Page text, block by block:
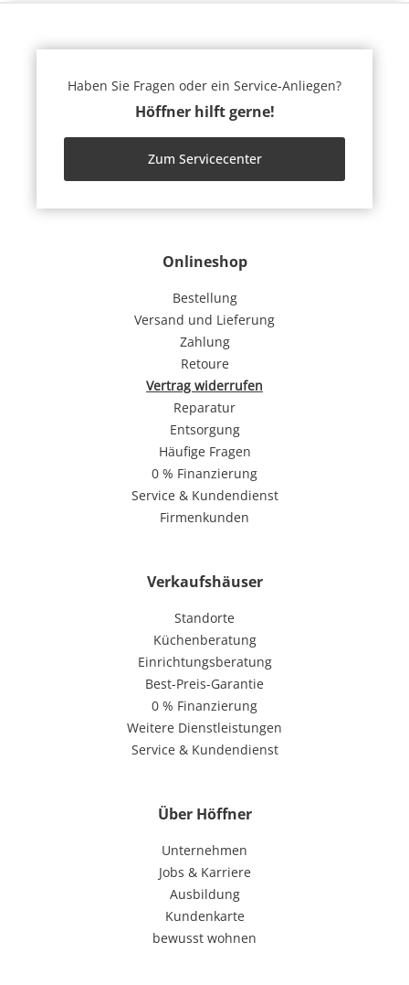
Onlineshop
Bestellung
Versand und Lieferung
Zahlung
Retoure
Vertrag widerrufen
Reparatur
Entsorgung
Häufige Fragen
0 % Finanzierung
Service & Kundendienst
Firmenkunden
Verkaufshäuser
Standorte
Küchenberatung
Einrichtungsberatung
Best-Preis-Garantie
0 % Finanzierung
Weitere Dienstleistungen
Service & Kundendienst
Über Höffner
Unternehmen
Jobs & Karriere
Ausbildung
Kundenkarte
bewusst wohnen
Haben Sie Fragen oder ein Service-Anliegen?
Höffner hilft gerne!
Zum Servicecenter